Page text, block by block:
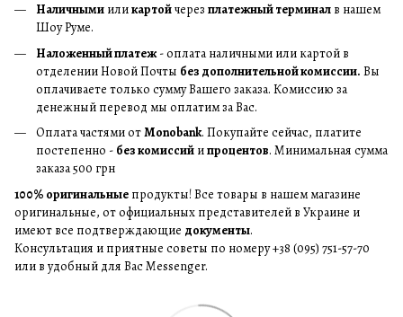
Наличными иликартойчерез платежный терминал в нашем
Шоу Руме.
Наложенный платеж- оплата наличными или картой в
отделении Новой Почты без дополнительной комиссии. Вы
оплачиваете только сумму Вашего заказа. Комиссию за
денежный перевод мы оплатим за Вас.
Оплата частями отMonobank. Покупайте сейчас, платите
постепенно - без комиссий ипроцентов. Минимальная сумма
заказа 500 грн
100% оригинальные продукты! Все товары в нашем магазине
оригинальные, от официальных представителей в Украине и
имеют все подтверждающие документы.
Консультация и приятные советы по номеру +38 (095) 751-57-70
или в удобный для Вас Messenger.